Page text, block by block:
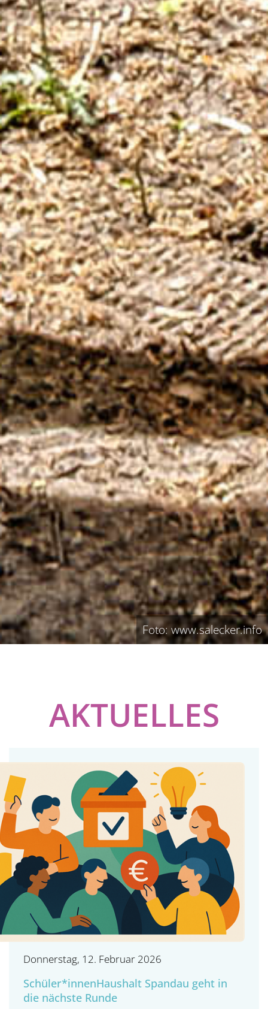
Foto: www.salecker.info
AKTUELLES
Donnerstag, 12. Februar 2026
Schüler*innenHaushalt Spandau geht in
die nächste Runde